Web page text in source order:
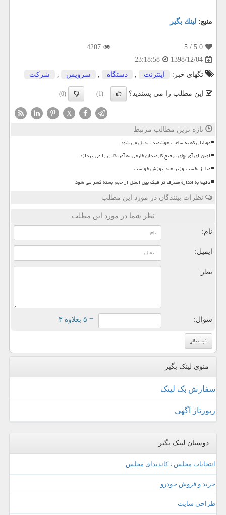
منبع: لینك بگیر
5.0
/ 5
4207
1398/12/04
23:18:58
تگهای خبر:
اینترنت , دستگاه , سرویس , شركت
این مطلب را می پسندید؟ (1)
(0)
X
تازه ترین مطالب مرتبط
موبایلی که به ساعت هوشمند تبدیل می شود
اوپن ای آی بهای ترجیح کارمندان خارجی به آمریکایی را می پردازد
متا از نخست وزیر هند پوزش خواست
دقیقا به اندازه مصرف ترافیک بین الملل از حجم بسته کسر می شود
نظرات بینندگان در مورد این مطلب
نظر شما در مورد این مطلب
نام:
ایمیل:
نظر:
سوال: = ۵ بعلاوه ۳
منوی لینک بگیر
سفارش بک لینک
رپورتاژ آگهی
دوستان لینک بگیر
انتخابات مجلس ، کاندیدای مجلس
خرید و فروش خودرو
طراحی سایت